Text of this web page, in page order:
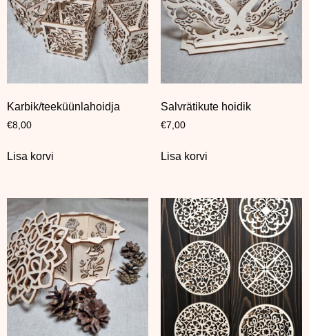
Karbik/teeküünlahoidja
€8,00
Lisa korvi
Salvrätikute hoidik
€7,00
Lisa korvi